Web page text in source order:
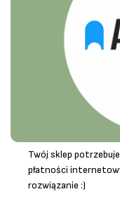
Twój sklep
płatności
rozwiązanie :)